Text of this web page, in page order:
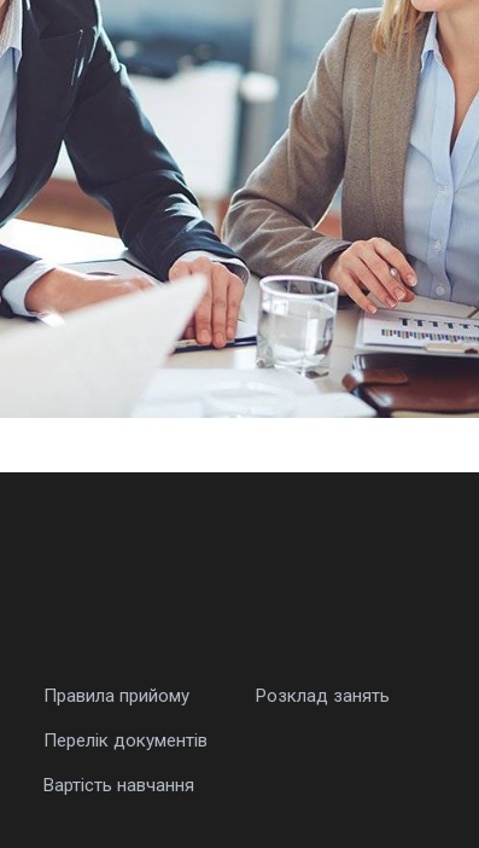
Правила прийому
Перелік документів
Вартість навчання
Розклад занять